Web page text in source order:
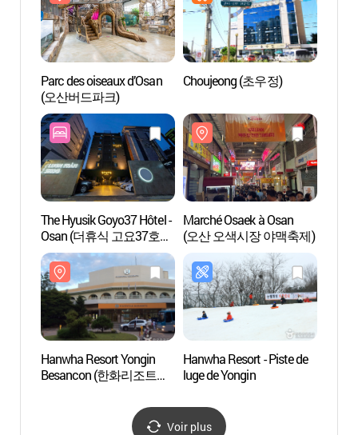
Parc des oiseaux d’Osan
(오산버드파크)
Choujeong (초우정)
The Hyusik Goyo37 Hôtel -
Osan (더휴식 고요37호텔
오산점)
Marché Osaek à Osan
(오산 오색시장 야맥축제)
Hanwha Resort Yongin
Besancon (한화리조트
Hanwha Resort - Piste de
luge de Yongin
Voir plus